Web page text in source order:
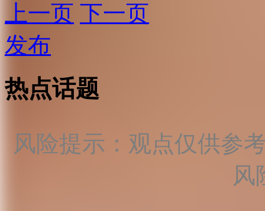
上一页 下一页
发布
热点话题
风险提示：观点仅供参
风